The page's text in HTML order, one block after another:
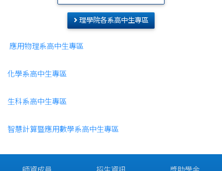
理學院各系高中生專區
應用物理系高中生專區
化學系高中生專區
生科系高中生專區
智慧計算暨應用數學系高中生專區